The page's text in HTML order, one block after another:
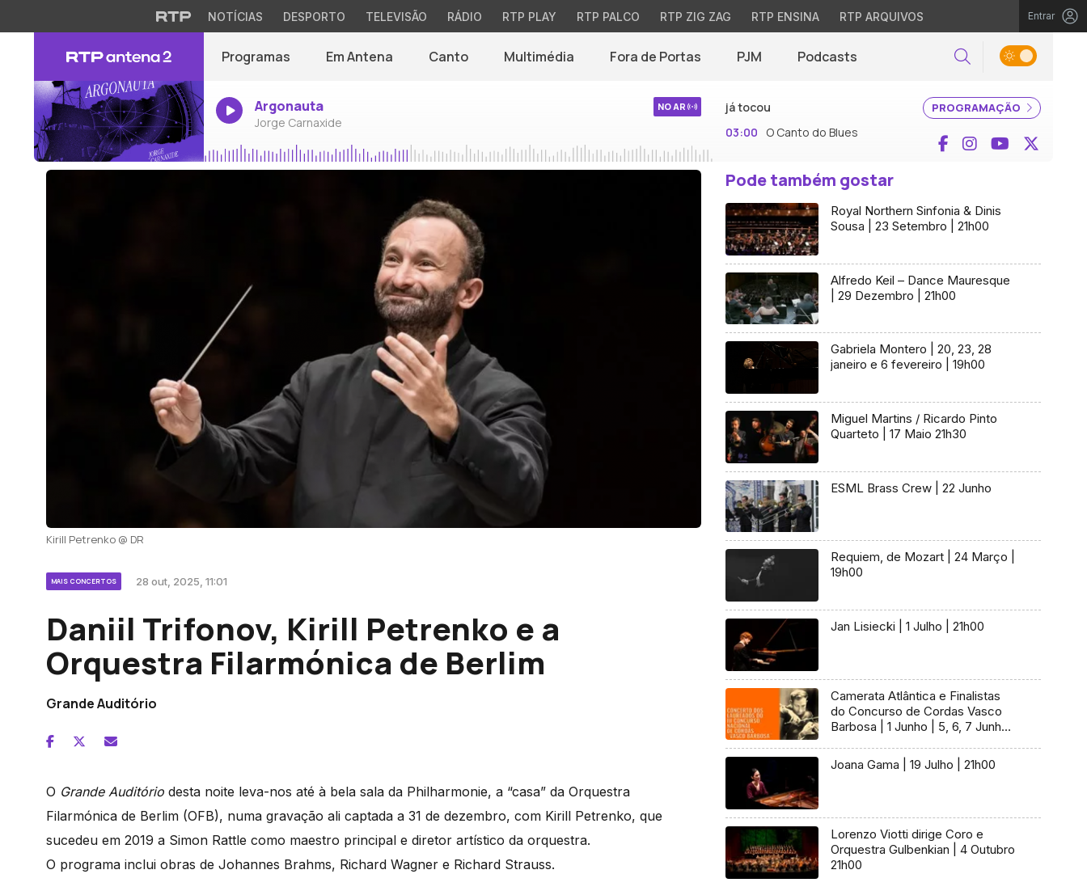
NOTÍCIAS DESPORTO TELEVISÃO RÁDIO RTP PLAY RTP PALCO RTP ZIG ZAG RTP ENSINA RTP ARQUIVOS Entrar
Programas Em Antena Canto Multimédia Fora de Portas PJM Podcasts Pesquisar
Argonauta
Jorge Carnaxide
NO AR PROGRAMAÇÃO
já tocou
03:00
O Canto do Blues Facebook
InstagramYouTube
Kirill Petrenko @ DR
MAIS CONCERTOS 28 out, 2025, 11:01
Daniil Trifonov, Kirill Petrenko e a
Orquestra Filarmónica de Berlim
Grande Auditório
O Grande Auditório desta noite leva-nos até à bela sala da Philharmonie, a “casa” da Orquestra
Filarmónica de Berlim (OFB), numa gravação ali captada a 31 de dezembro, com Kirill Petrenko, que
sucedeu em 2019 a Simon Rattle como maestro principal e diretor artístico da orquestra.
O programa inclui obras de Johannes Brahms, Richard Wagner e Richard Strauss.
Pode também gostar
Royal Northern Sinfonia & Dinis
Sousa | 23 Setembro | 21h00
Alfredo Keil – Dance Mauresque
| 29 Dezembro | 21h00
Gabriela Montero | 20, 23, 28
janeiro e 6 fevereiro | 19h00
Miguel Martins / Ricardo Pinto
Quarteto | 17 Maio 21h30
ESML Brass Crew | 22 Junho
Requiem, de Mozart | 24 Março |
19h00
Jan Lisiecki | 1 Julho | 21h00
Camerata Atlântica e Finalistas
do Concurso de Cordas Vasco
Barbosa | 1 Junho | 5, 6, 7 Junho |
Joana Gama | 19 Julho | 21h00
Lorenzo Viotti dirige Coro e
Orquestra Gulbenkian | 4 Outubro
21h00